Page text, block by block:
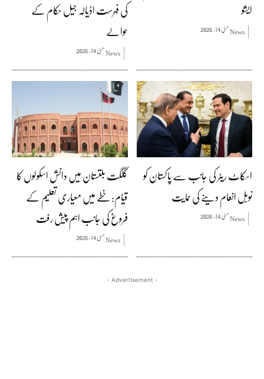
ایشو
Newsمئی 14, 2026
کی فہرست اڈیالہ جیل حکام کے
حوالے
Newsمئی 14, 2026
اسکاٹ ریٹر کی جانب سے پاکستان کو
نوبل انعام دینے کی حمایت
Newsمئی 14, 2026
گلگت بلتستان میں دانش اسکولوں کا
قیام: خطے میں معیاری تعلیم کے
فروغ کی جانب اہم پیش رفت
Newsمئی 14, 2026
- Advertisement -